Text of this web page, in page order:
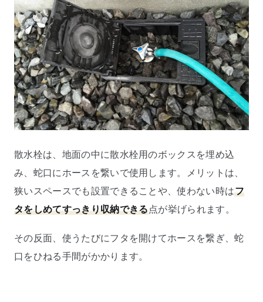
散水栓は、地面の中に散水栓用のボックスを埋め込
み、蛇口にホースを繋いで使用します。メリットは、
狭いスペースでも設置できることや、使わない時はフ
タをしめてすっきり収納できる点が挙げられます。
その反面、使うたびにフタを開けてホースを繋ぎ、蛇
口をひねる手間がかかります。